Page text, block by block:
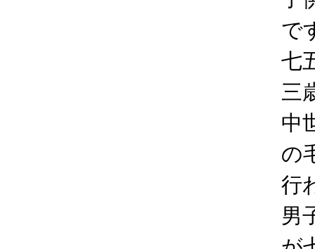
で
七
三
中
の
行
男